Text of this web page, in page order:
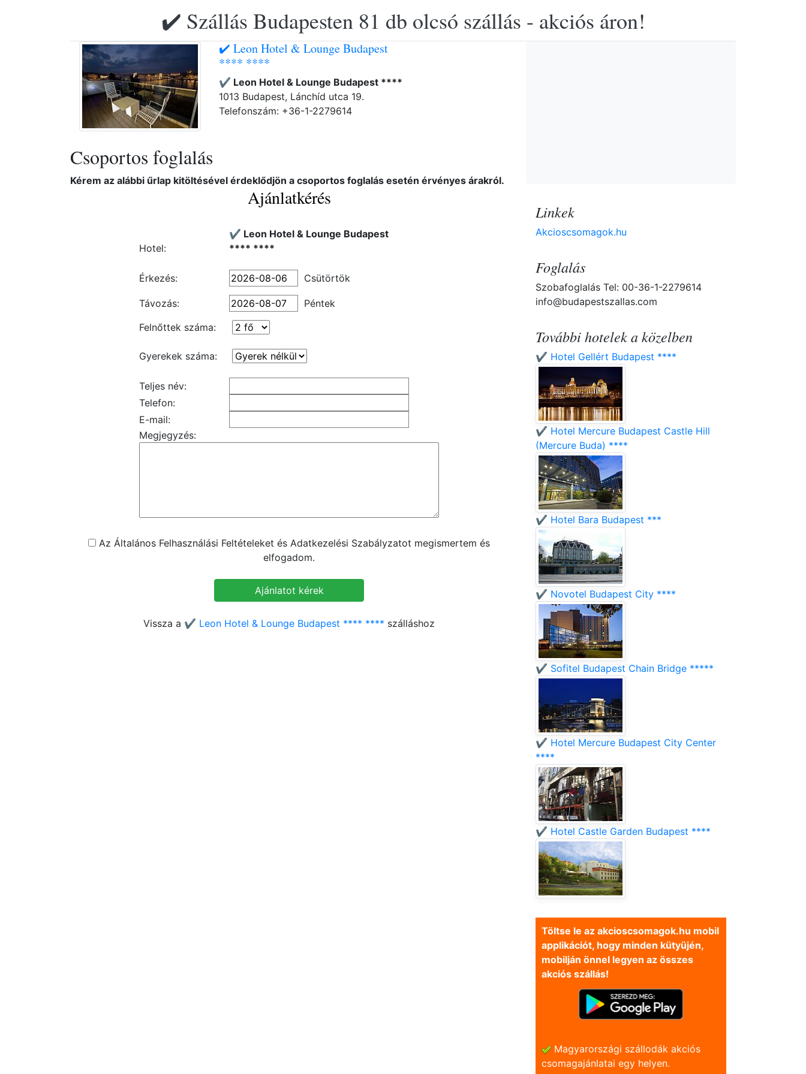
✔️ Szállás Budapesten 81 db olcsó szállás - akciós áron!
✔️ Leon Hotel & Lounge Budapest
**** ****
✔️ Leon Hotel & Lounge Budapest ****
1013 Budapest, Lánchíd utca 19.
Telefonszám: +36-1-2279614
Csoportos foglalás
Kérem az alábbi űrlap kitöltésével érdeklődjön a csoportos foglalás esetén érvényes árakról.
Ajánlatkérés
Hotel:
✔️ Leon Hotel & Lounge Budapest
**** ****
Érkezés: Csütörtök
Távozás:
Péntek
Felnőttek száma:
Gyerekek száma:
Teljes név:
Telefon:
E-mail:
Megjegyzés:
Az Általános Felhasználási Feltételeket és Adatkezelési Szabályzatot megismertem és
elfogadom.
Vissza a ✔️ Leon Hotel & Lounge Budapest **** **** szálláshoz
Linkek
Akcioscsomagok.hu
Foglalás
Szobafoglalás Tel: 00-36-1-2279614
info@budapestszallas.com
További hotelek a közelben
✔️ Hotel Gellért Budapest ****
✔️ Hotel Mercure Budapest Castle Hill
(Mercure Buda) ****
✔️ Hotel Bara Budapest ***
✔️ Novotel Budapest City ****
✔️ Sofitel Budapest Chain Bridge *****
✔️ Hotel Mercure Budapest City Center
****
✔️ Hotel Castle Garden Budapest ****
Töltse le az akcioscsomagok.hu mobil
applikációt, hogy minden kütyüjén,
mobilján önnel legyen az összes
akciós szállás!
Magyarországi szállodák akciós
csomagajánlatai egy helyen.